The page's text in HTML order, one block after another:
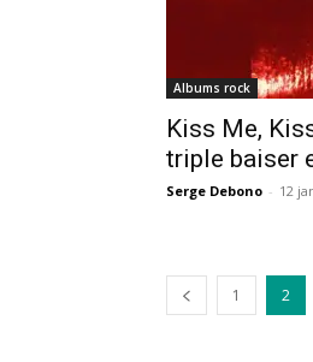
Albums rock
Kiss Me,
triple baiser
Serge Debono - 12
1 2